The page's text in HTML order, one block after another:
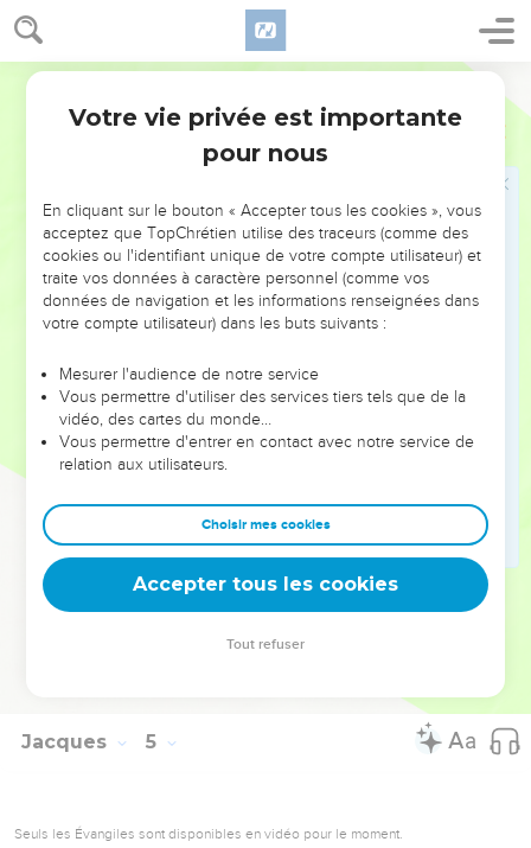
Jacques 4
Ne pas juger un frère
Celui qui parle contre un frère ou qui juge son frère parle
contre la loi et juge la loi. Or, si tu juges la loi, tu ne la mets
Un seul est législateur [et juge] : c'est celui qui peut sauver
et perdre. Mais toi, qui es-tu pour juger ton prochain ?
Ne pas être orgueilleux
nous irons dans telle ville, nous y passerons une année, nous
y ferons des affaires et nous gagnerons de l'argent »,
vous qui ne savez pas ce qui arrivera demain ! En effet,
qu’est-ce que votre vie ? C’est une vapeur qui paraît pour un
instant et qui disparaît ensuite.
Vous devriez dire, au contraire : « Si Dieu le veut, nous
vivrons et nous ferons ceci ou cela. »
Mais en réalité, vous vous montrez fiers de vos
Jacques 5
Seuls les Évangiles sont disponibles en vidéo pour le moment.
Votre vie privée est importante
pour nous
En cliquant sur le bouton « Accepter tous les cookies », vous
acceptez que TopChrétien utilise des traceurs (comme des
cookies ou l'identifiant unique de votre compte utilisateur) et
traite vos données à caractère personnel (comme vos
données de navigation et les informations renseignées dans
votre compte utilisateur) dans les buts suivants :
Mesurer l'audience de notre service
Vous permettre d'utiliser des services tiers tels que de la
vidéo, des cartes du monde…
Vous permettre d'entrer en contact avec notre service de
relation aux utilisateurs.
Choisir mes cookies
Accepter tous les cookies
Tout refuser